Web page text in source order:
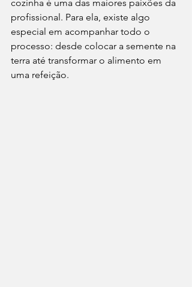
cozinha é uma das maiores paixões da
profissional. Para ela, existe algo
especial em acompanhar todo o
processo: desde colocar a semente na
terra até transformar o alimento em
uma refeição.